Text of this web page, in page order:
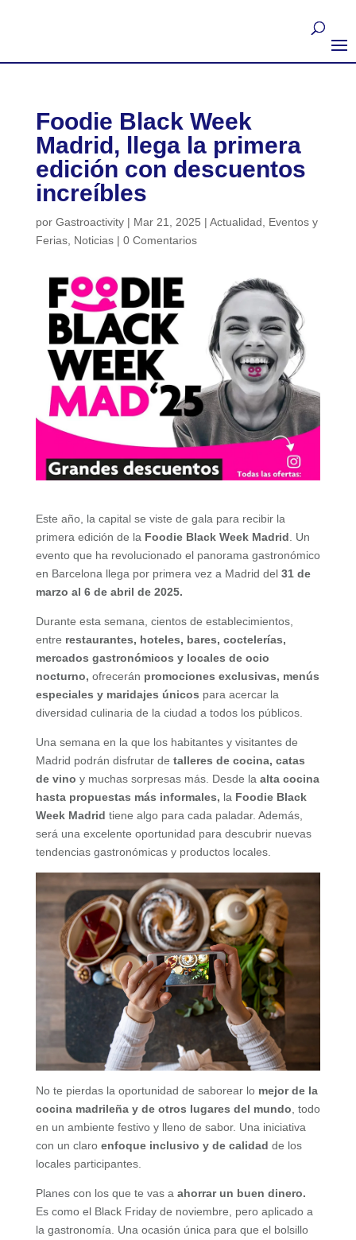
Foodie Black Week
Madrid, llega la primera
edición con descuentos
increíbles
por Gastroactivity| Mar 21, 2025 | Actualidad
Eventos y
Ferias, Noticias| 0 Comentarios
Este año, la capital se viste de gala para recibir la
primera edición de la Foodie Black Week Madrid . Un
evento que ha revolucionado el panorama gastronómico
en Barcelona llega por primera vez a Madrid del 31 de
marzo al 6 de abril de 2025.
Durante esta semana, cientos de establecimientos,
entre restaurantes, hoteles, bares, coctelerías,
mercados gastronómicos y locales de ocio
nocturno, ofrecerán promociones exclusivas, menús
especiales y maridajes únicos para acercar la
diversidad culinaria de la ciudad a todos los públicos.
Una semana en la que los habitantes y visitantes de
Madrid podrán disfrutar de talleres de cocina, catas
de vino y muchas sorpresas más. Desde la alta cocina
hasta propuestas más informales, la Foodie Black
Week Madrid tiene algo para cada paladar. Además,
será una excelente oportunidad para descubrir nuevas
tendencias gastronómicas y productos locales.
No te pierdas la oportunidad de saborear lo mejor de la
cocina madrileña y de otros lugares del mundo , todo
en un ambiente festivo y lleno de sabor. Una iniciativa
con un claro enfoque inclusivo y de calidad de los
locales participantes.
Planes con los que te vas a ahorrar un buen dinero.
Es como el Black Friday de noviembre, pero aplicado a
la gastronomía. Una ocasión única para que el bolsillo